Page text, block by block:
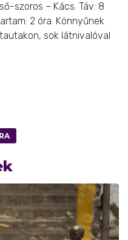
szoros – Kács. Táv: 8
2 óra. Könnyűnek
sok látnivalóval